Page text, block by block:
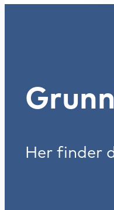
Her finder